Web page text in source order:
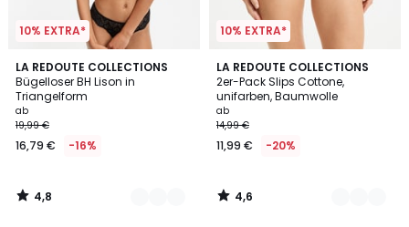
10% EXTRA*
LA REDOUTE COLLECTIONS
Bügelloser BH Lison in
Triangelform
ab
19,99 €
16,79 € -16%
4,8
/ 5
3
Farben
4,8
/
10% EXTRA*
LA REDOUTE COLLECTIONS
2er-Pack Slips Cottone,
unifarben, Baumwolle
ab
14,99 €
11,99 € -20%
4,6
/ 5
3
Farben
4,6
/